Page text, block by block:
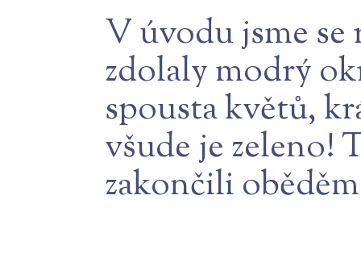
V úvodu jsme
zdolaly modrý
spousta květů,
všude je zeleno!
zakončili